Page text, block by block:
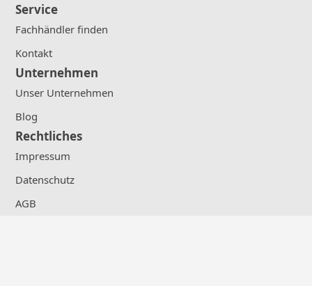
Service
Fachhändler finden
Kontakt
Unternehmen
Unser Unternehmen
Blog
Rechtliches
Impressum
Datenschutz
AGB